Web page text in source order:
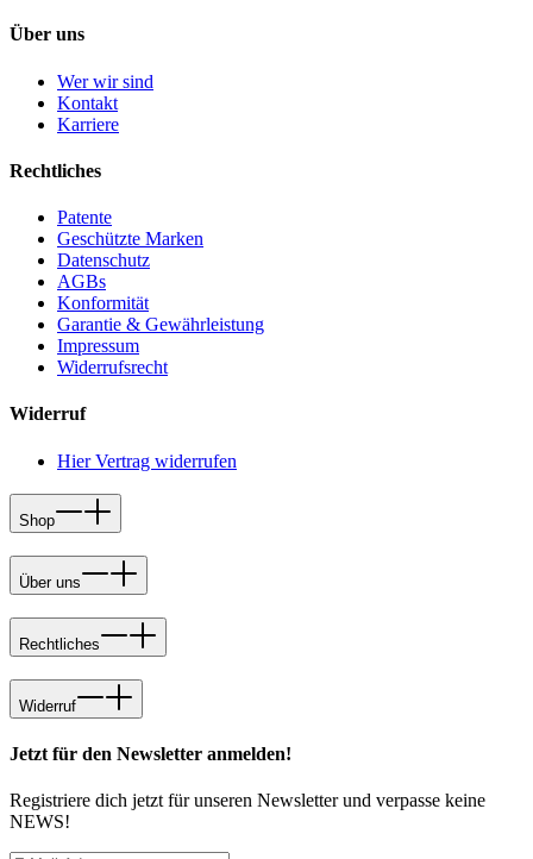
Über uns
Wer wir sind
Kontakt
Karriere
Rechtliches
Patente
Geschützte Marken
Datenschutz
AGBs
Konformität
Garantie & Gewährleistung
Impressum
Widerrufsrecht
Widerruf
Hier Vertrag widerrufen
Shop
Über uns
Rechtliches
Widerruf
Jetzt für den Newsletter anmelden!
Registriere dich jetzt für unseren Newsletter und verpasse keine
NEWS!